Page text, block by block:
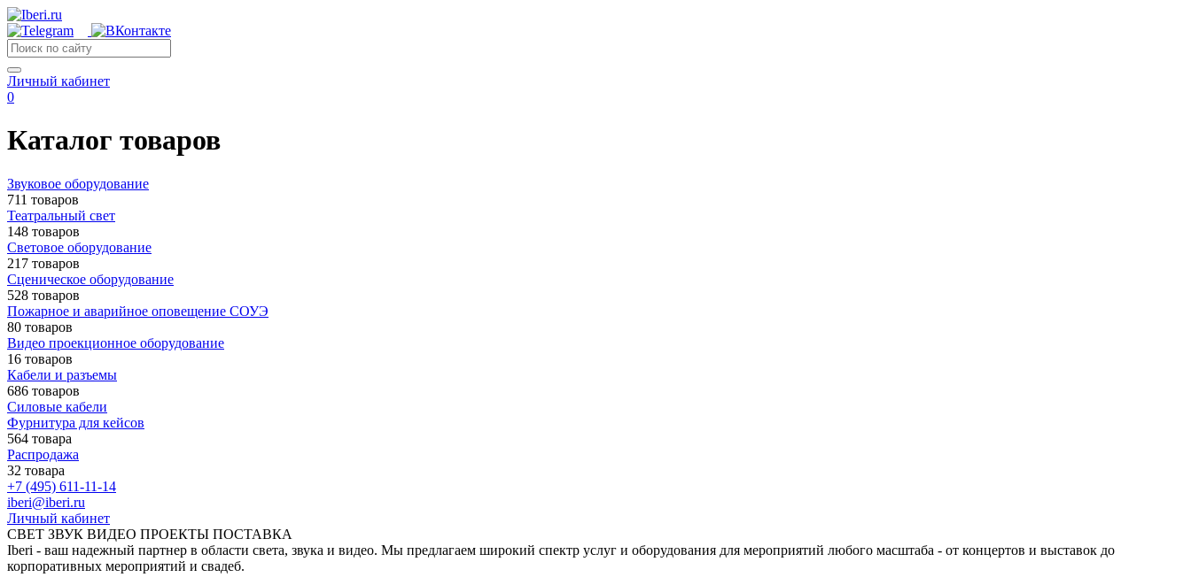
Личный кабинет
0
Каталог товаров
Звуковое оборудование
711 товаров
Театральный свет
148 товаров
Световое оборудование
217 товаров
Сценическое оборудование
528 товаров
Пожарное и аварийное оповещение СОУЭ
80 товаров
Видео проекционное оборудование
16 товаров
Кабели и разъемы
686 товаров
Силовые кабели
Фурнитура для кейсов
564 товара
Распродажа
32 товара
+7 (495) 611-11-14
iberi@iberi.ru
Личный кабинет
СВЕТ ЗВУК ВИДЕО ПРОЕКТЫ ПОСТАВКА
Iberi - ваш надежный партнер в области света, звука и видео. Мы предлагаем широкий спектр услуг и оборудования для мероприятий любого масштаба - от концертов и выставок до
корпоративных мероприятий и свадеб.